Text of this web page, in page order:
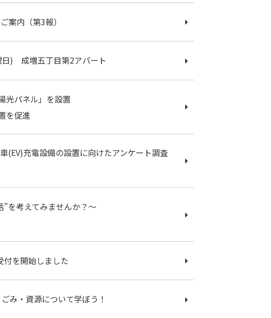
案内（第3報）
日) 成増五丁目第2アパート
光パネル」を設置
を促進
(EV)充電設備の設置に向けたアンケート調査
”を考えてみませんか？～
付を開始しました
み・資源について学ぼう！